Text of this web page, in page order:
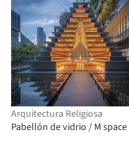
Arquitectura Religiosa
Pabellón de vidrio / M space